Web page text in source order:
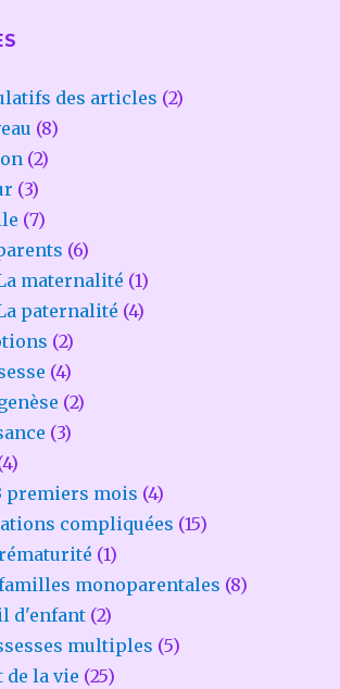
des articles (2)
(8)
(2)
(3)
(7)
(6)
maternalité (1)
paternalité (4)
(2)
(4)
(2)
(3)
premiers mois (4)
compliquées (15)
(1)
familles monoparentales (8)
d'enfant (2)
multiples (5)
de la vie (25)